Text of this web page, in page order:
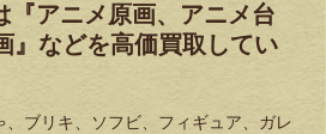
『アニメ原画、アニメ台
』などを高価買取してい
ブリキ、ソフビ、フィギュア、ガレ